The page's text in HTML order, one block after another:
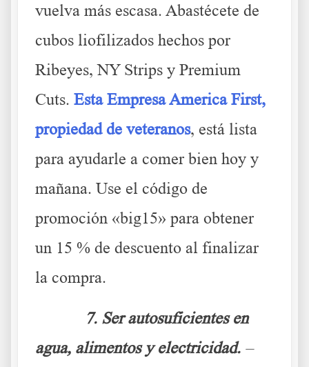
vuelva más escasa. Abastécete de
cubos liofilizados hechos por
Ribeyes, NY Strips y Premium
Cuts. Esta Empresa America First,
propiedad de veteranos, está lista
para ayudarle a comer bien hoy y
mañana. Use el código de
promoción «big15» para obtener
un 15 % de descuento al finalizar
la compra.
7. Ser autosuficientes en
agua, alimentos y electricidad. –